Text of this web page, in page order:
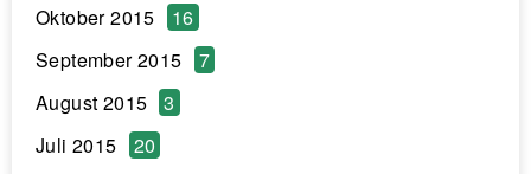
Oktober 2015
16
September 2015
7
August 2015
3
Juli 2015
20